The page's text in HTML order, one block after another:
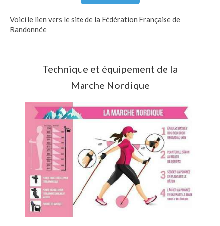
Voici le lien vers le site de la Fédération Française de
Randonnée
Technique et équipement de la
Marche Nordique